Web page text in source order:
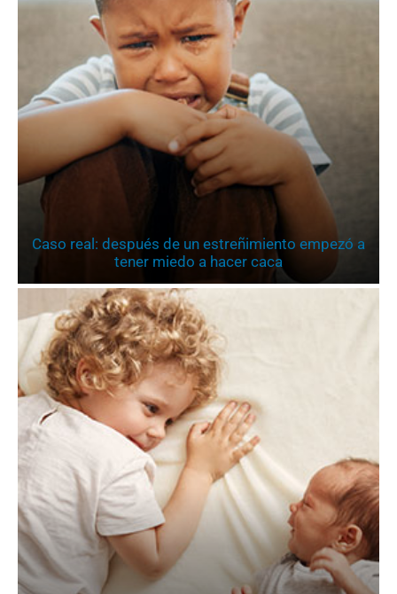
Caso real: después de un estreñimiento empezó a
tener miedo a hacer caca